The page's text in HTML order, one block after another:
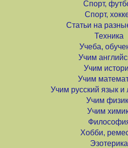
Спорт,
Спорт,
Статьи на
Техника
Учеба,
Учим
Учим
Учим
Учим русский язык и
Учим
Учим
Хобби,
Эзотерика